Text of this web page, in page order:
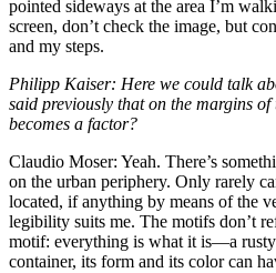
pointed sideways at the area I’m
screen, don’t check the image, but
and my steps.
Philipp Kaiser: Here we could talk
said previously that on the margins
becomes a factor?
Claudio Moser: Yeah. There’s
on the urban periphery. Only rarely
located, if anything by means of the
legibility suits me. The motifs don’t
motif: everything is what it is—a rusty
container, its form and its color can